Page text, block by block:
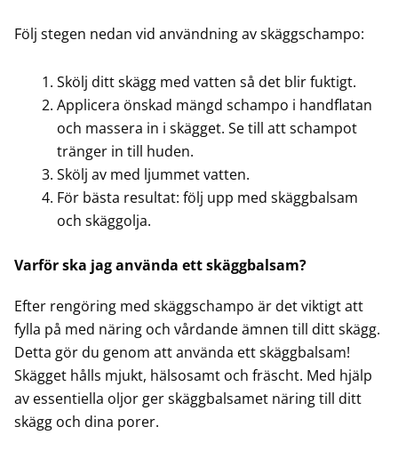
:
8
1
8
R
.
K
R
.
A
R
:
8
8
K
R
.
9
9
K
.
Följ stegen nedan vid användning av skäggschampo:
Skölj ditt skägg med vatten så det blir fuktigt.
Applicera önskad mängd schampo i handflatan
och massera in i skägget. Se till att schampot
tränger in till huden.
Skölj av med ljummet vatten.
För bästa resultat: följ upp med skäggbalsam
och skäggolja.
Varför ska jag använda ett skäggbalsam?
Efter rengöring med skäggschampo är det viktigt att
fylla på med näring och vårdande ämnen till ditt skägg.
Detta gör du genom att använda ett skäggbalsam!
Skägget hålls mjukt, hälsosamt och fräscht. Med hjälp
av essentiella oljor ger skäggbalsamet näring till ditt
skägg och dina porer.